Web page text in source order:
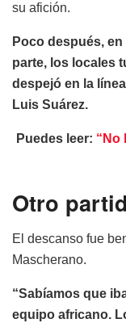
su afición.
Poco después,
parte, los locales
despejó en la
Luis Suárez.
Puedes leer: “No
Otro
El descanso fue
Mascherano.
“Sabíamos que
equipo africano.